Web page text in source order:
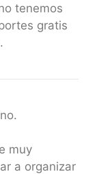
tenemos
gratis
muy
a organizar